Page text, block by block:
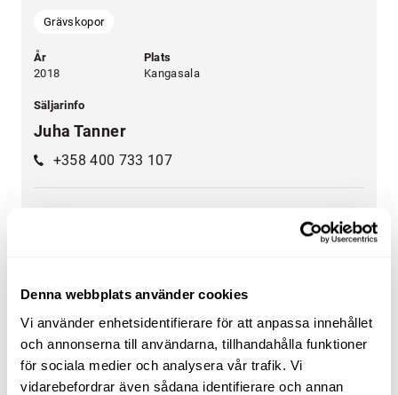
Denna webbplats använder cookies
Vi använder enhetsidentifierare för att anpassa innehållet
och annonserna till användarna, tillhandahålla funktioner
för sociala medier och analysera vår trafik. Vi
vidarebefordrar även sådana identifierare och annan
Grävskopor
År
2018
Plats
Kangasala
Säljarinfo
Juha Tanner
+358 400 733 107
Ett brett utbud av tunga fordon